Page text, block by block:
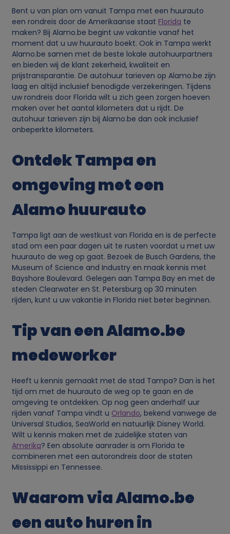
Bent u van plan om vanuit Tampa met een huurauto
een rondreis door de Amerikaanse staat Florida te
maken? Bij Alamo.be begint uw vakantie vanaf het
moment dat u uw huurauto boekt. Ook in Tampa werkt
Alamo.be samen met de beste lokale autohuurpartners
en bieden wij de klant zekerheid, kwaliteit en
prijstransparantie. De autohuur tarieven op Alamo.be zijn
laag en altijd inclusief benodigde verzekeringen. Tijdens
uw rondreis door Florida wilt u zich geen zorgen hoeven
maken over het aantal kilometers dat u rijdt. De
autohuur tarieven zijn bij Alamo.be dan ook inclusief
onbeperkte kilometers.
Ontdek Tampa en
omgeving met een
Alamo huurauto
Tampa ligt aan de westkust van Florida en is de perfecte
stad om een paar dagen uit te rusten voordat u met uw
huurauto de weg op gaat. Bezoek de Busch Gardens, the
Museum of Science and Industry en maak kennis met
Bayshore Boulevard. Gelegen aan Tampa Bay en met de
steden Clearwater en St. Petersburg op 30 minuten
rijden, kunt u uw vakantie in Florida niet beter beginnen.
Tip van een Alamo.be
medewerker
Heeft u kennis gemaakt met de stad Tampa? Dan is het
tijd om met de huurauto de weg op te gaan en de
omgeving te ontdekken. Op nog geen anderhalf uur
rijden vanaf Tampa vindt u Orlando, bekend vanwege de
Universal Studios, SeaWorld en natuurlijk Disney World.
Wilt u kennis maken met de zuidelijke staten van
Amerika? Een absolute aanrader is om Florida te
combineren met een autorondreis door de staten
Mississippi en Tennessee.
Waarom via Alamo.be
een auto huren in
i
j
k
e
g
e
g
e
v
e
n
s
e
n
c
o
o
k
i
s